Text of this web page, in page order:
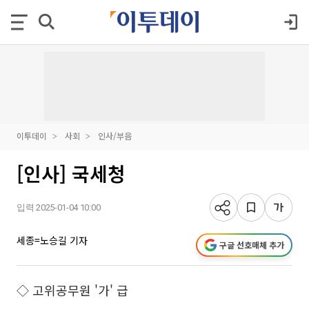
이투데이 사회 인사/부음
[인사] 국세청
입력 2025-01-04 10:00
세종=노승길 기자 구글 선호매체 추가
◇ 고위공무원 '가' 급